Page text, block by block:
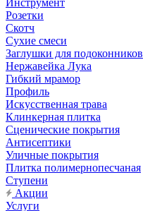
Инструмент
Розетки
Скотч
Сухие смеси
Заглушки для подоконников
Нержавейка Лука
Гибкий мрамор
Профиль
Искусственная трава
Клинкерная плитка
Сценические покрытия
Антисептики
Уличные покрытия
Плитка полимернопесчаная
Ступени
Акции
Услуги